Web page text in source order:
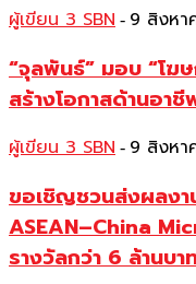
ผู้เขียน 3 SBN - 9 สิงห
“จุลพันธ์” มอบ “โ
สร้างโอกาสด้านอา
ผู้เขียน 3 SBN - 9 สิงห
ขอเชิญชวนส่งผลงา
ASEAN–China
รางวัลกว่า 6 ล้านบา